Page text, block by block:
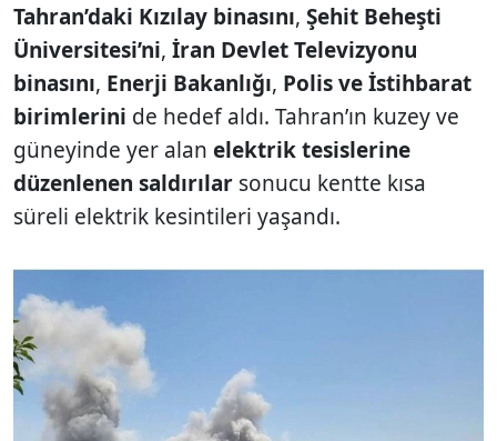
Tahran’daki Kızılay binasını, Şehit Beheşti
Üniversitesi’ni, İran Devlet Televizyonu
binasını, Enerji Bakanlığı, Polis ve İstihbarat
birimlerini de hedef aldı. Tahran’ın kuzey ve
güneyinde yer alan elektrik tesislerine
düzenlenen saldırılar sonucu kentte kısa
süreli elektrik kesintileri yaşandı.